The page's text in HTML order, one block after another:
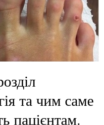
та чим саме
пацієнтам.